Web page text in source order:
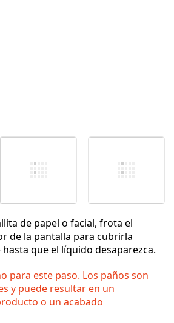
de papel o facial, frota el
de la pantalla para cubrirla
que el líquido desaparezca.
para este paso. Los paños son
y puede resultar en un
o un acabado